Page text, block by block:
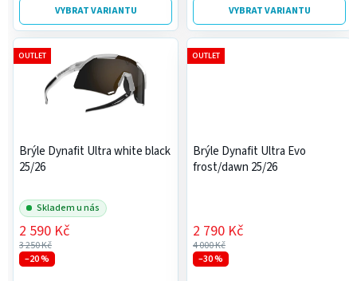
VYBRAT VARIANTU VYBRAT VARIANTU
Brýle Dynafit Ultra white black
25/26
Skladem u nás
3 250 Kč
2 590 Kč
–20 %
OUTLET
Brýle Dynafit Ultra Evo
frost/dawn 25/26
4 000 Kč
2 790 Kč
–30 %
OUTLET